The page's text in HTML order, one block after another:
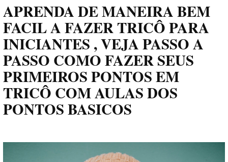
APRENDA DE MANEIRA BEM
FACIL A FAZER TRICÔ PARA
INICIANTES , VEJA PASSO A
PASSO COMO FAZER SEUS
PRIMEIROS PONTOS EM
TRICÔ COM AULAS DOS
PONTOS BASICOS